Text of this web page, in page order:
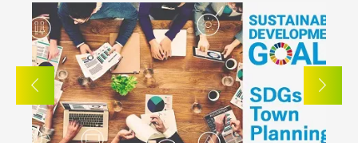
埼玉新都市交通 [伊奈線]
つくばエクスプレス
八千代市(1)
鎌ケ谷市(2)
浦安市(0)
白井市(0)
千葉市(2)
千葉・常磐エリア(16)